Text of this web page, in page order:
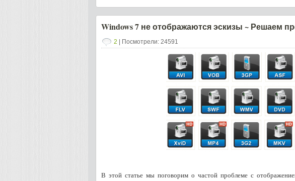
Windows 7 не отображаются эскизы ~ Решаем
2 | Посмотрели: 24591
В этой статье мы поговорим о частой проблеме с